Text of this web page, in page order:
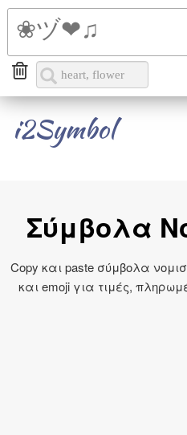
i2Symbol
Σύμβολα
Copy και paste σύμβολα
και emoji για τιμές,